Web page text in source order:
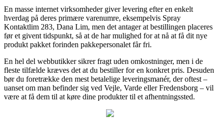
En masse internet virksomheder giver levering efter en enkelt
hverdag på deres primære varenumre, eksempelvis Spray
Kontaktlim 283, Dana Lim, men det antager at bestillingen placeres
før et givent tidspunkt, så at de har mulighed for at nå at få dit nye
produkt pakket forinden pakkepersonalet får fri.
En hel del webbutikker sikrer fragt uden omkostninger, men i de
fleste tilfælde kræves det at du bestiller for en konkret pris. Desuden
bør du foretrække den mest betalelige leveringsmanér, der oftest –
uanset om man befinder sig ved Vejle, Varde eller Fredensborg – vil
være at få dem til at køre dine produkter til et afhentningssted.